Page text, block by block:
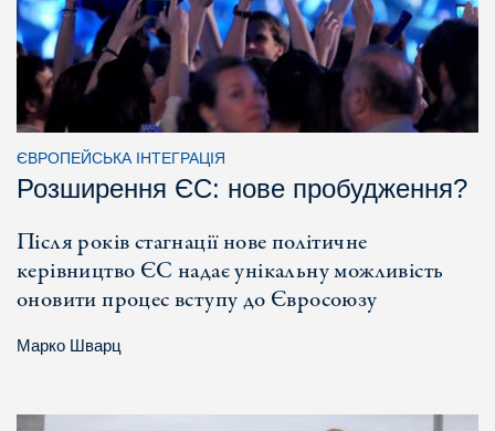
ЄВРОПЕЙСЬКА ІНТЕГРАЦІЯ
Розширення ЄС: нове пробудження?
Після років стагнації нове політичне
керівництво ЄС надає унікальну можливість
оновити процес вступу до Євросоюзу
Марко Шварц